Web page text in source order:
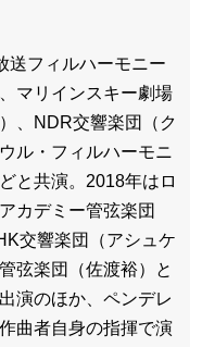
送フィルハーモニー
マリインスキー劇場
、NDR交響楽団（ク
ル・フィルハーモニ
と共演。2018年はロ
カデミー管弦楽団
交響楽団（アシュケ
弦楽団（佐渡裕）と
演のほか、ペンデレ
曲者自身の指揮で演